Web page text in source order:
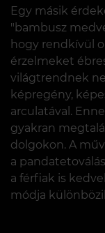
Egy másik
"bambusz
hogy rendkívül
érzelmeket
világtrendnek
képregény,
arculatával.
gyakran
dolgokon. A
a
a férfiak is
módja